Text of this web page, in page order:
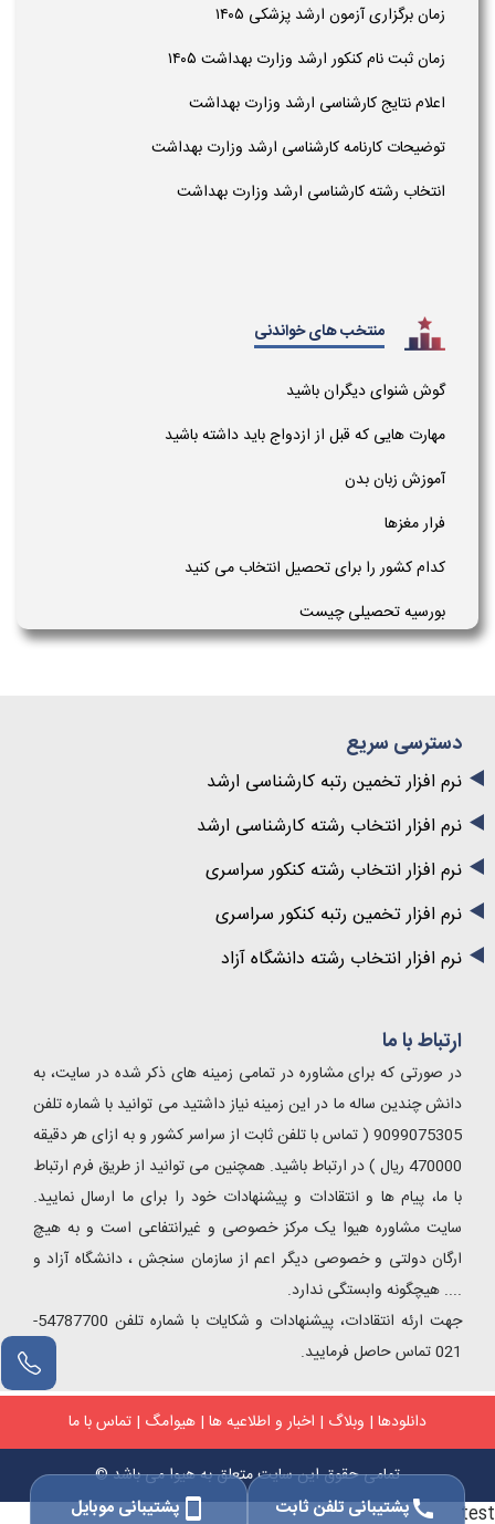
زمان برگزاری آزمون ارشد پزشکی ۱۴۰۵
زمان ثبت نام کنکور ارشد وزارت بهداشت ۱۴۰۵
اعلام نتایج کارشناسی ارشد وزارت بهداشت
توضیحات کارنامه کارشناسی ارشد وزارت بهداشت
انتخاب رشته کارشناسی ارشد وزارت بهداشت
منتخب های خواندنی
گوش شنوای دیگران باشید
مهارت هایی که قبل از ازدواج باید داشته باشید
آموزش زبان بدن
فرار مغزها
کدام کشور را برای تحصیل انتخاب می کنید
بورسیه تحصیلی چیست
دسترسی سریع
نرم افزار تخمین رتبه کارشناسی ارشد
نرم افزار انتخاب رشته کارشناسی ارشد
نرم افزار انتخاب رشته کنکور سراسری
نرم افزار تخمین رتبه کنکور سراسری
نرم افزار انتخاب رشته دانشگاه آزاد
ارتباط با ما
در صورتی که برای مشاوره در تمامی زمینه های ذکر شده در سایت، به
دانش چندین ساله ما در این زمینه نیاز داشتید می توانید با شماره تلفن
9099075305 ( تماس با تلفن ثابت از سراسر کشور و به ازای هر دقیقه
470000 ریال ) در ارتباط باشید. همچنین می توانید از طریق فرم ارتباط
با ما، پیام ها و انتقادات و پیشنهادات خود را برای ما ارسال نمایید.
سایت مشاوره هیوا یک مرکز خصوصی و غیرانتفاعی است و به هیچ
ارگان دولتی و خصوصی دیگر اعم از سازمان سنجش ، دانشگاه آزاد و
.... هیچگونه وابستگی ندارد.
جهت ارئه انتقادات، پیشنهادات و شکایات با شماره تلفن 54787700-
021 تماس حاصل فرمایید.
دانلودها | وبلاگ | اخبار و اطلاعیه ها | هیوامگ | تماس با ما
تمامی حقوق این سایت متعلق به هیوا می باشد ©
test
callپشتیبانی تلفن ثابت smartphoneپشتیبانی موبایل